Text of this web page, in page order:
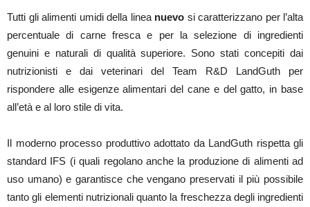
Tutti gli alimenti umidi della linea nuevo si caratterizzano per l’alta
percentuale di carne fresca e per la selezione di ingredienti
genuini e naturali di qualità superiore. Sono stati concepiti dai
nutrizionisti e dai veterinari del Team R&D LandGuth per
rispondere alle esigenze alimentari del cane e del gatto, in base
all’età e al loro stile di vita.
Il moderno processo produttivo adottato da LandGuth rispetta gli
standard IFS (i quali regolano anche la produzione di alimenti ad
uso umano) e garantisce che vengano preservati il più possibile
tanto gli elementi nutrizionali quanto la freschezza degli ingredienti